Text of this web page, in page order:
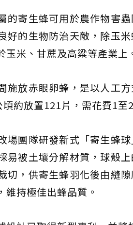
的寄生蜂可用於農作物害
好的生物防治天敵，除玉
米、甘蔗及高粱等產業上
施放赤眼卵蜂，是以人工
約放置121片，需花費1至
場團隊研發新式「寄生蜂
易被土壤分解材質，球殼
切，供寄生蜂羽化後由縫
持極佳出蜂品質。